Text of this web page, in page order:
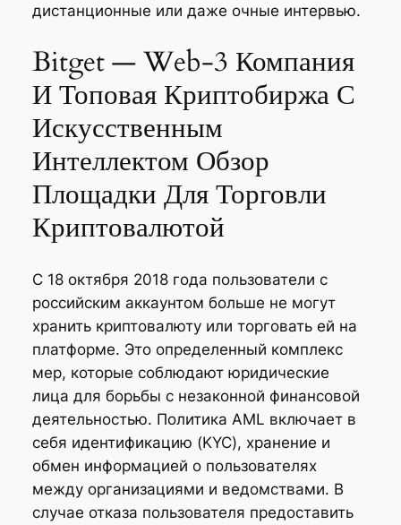
дистанционные или даже очные интервью.
Bitget — Web-3 Компания
И Топовая Криптобиржа С
Искусственным
Интеллектом Обзор
Площадки Для Торговли
Криптовалютой
С 18 октября 2018 года пользователи с
российским аккаунтом больше не могут
хранить криптовалюту или торговать ей на
платформе. Это определенный комплекс
мер, которые соблюдают юридические
лица для борьбы с незаконной финансовой
деятельностью. Политика AML включает в
себя идентификацию (KYC), хранение и
обмен информацией о пользователях
между организациями и ведомствами. В
случае отказа пользователя предоставить